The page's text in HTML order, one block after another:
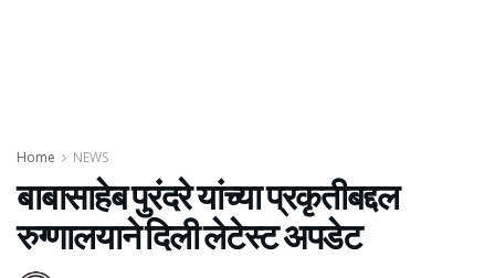
Home NEWS
बाबासाहेब पुरंदरे यांच्या प्रकृतीबद्दल
रुग्णालयाने दिली लेटेस्ट अपडेट